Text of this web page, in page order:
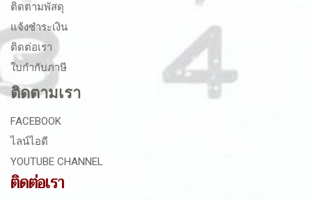
ติดตามพัสดุ
แจ้งชำระเงิน
ติดต่อเรา
ใบกำกับภาษี
ติดตามเรา
FACEBOOK
ไลน์ไอดี
YOUTUBE CHANNEL
ติดต่อเรา